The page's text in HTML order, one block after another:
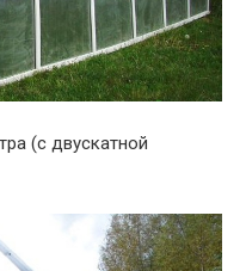
(с двускатной